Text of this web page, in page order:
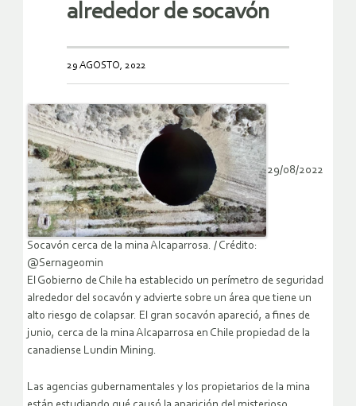
alrededor de socavón
29 AGOSTO, 2022
29/08/2022
Socavón cerca de la mina Alcaparrosa. / Crédito:
@Sernageomin
El Gobierno de Chile ha establecido un perímetro de seguridad
alrededor del socavón y advierte sobre un área que tiene un
alto riesgo de colapsar. El gran socavón apareció, a fines de
junio, cerca de la mina Alcaparrosa en Chile propiedad de la
canadiense Lundin Mining.
Las agencias gubernamentales y los propietarios de la mina